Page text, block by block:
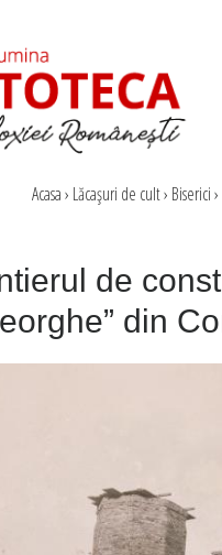
Acasa› Lăcaşuri de cult› Biserici›
de
din